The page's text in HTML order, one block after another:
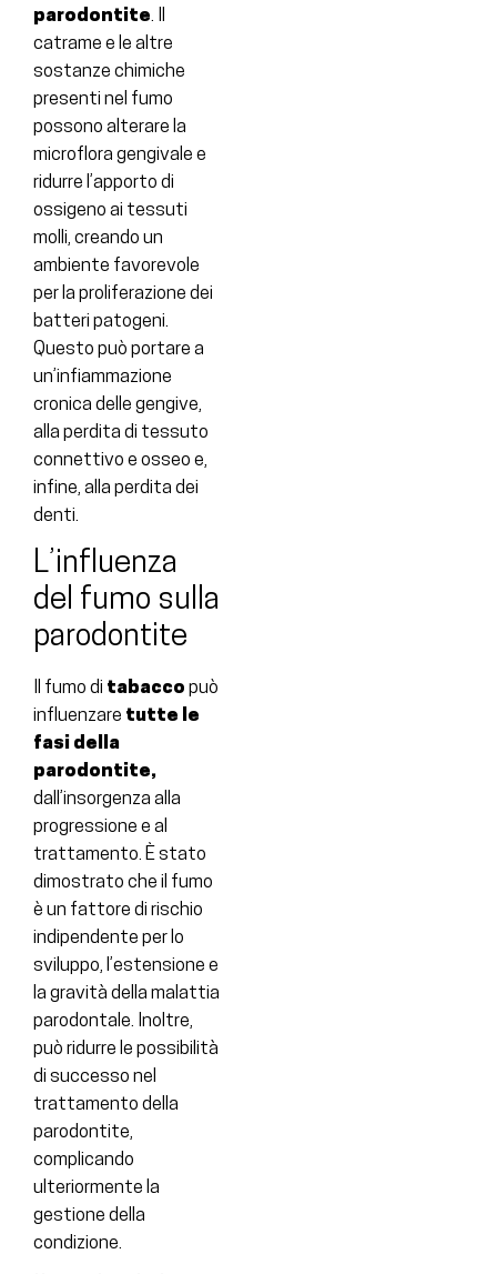
parodontite. Il
catrame e le altre
sostanze chimiche
presenti nel fumo
possono alterare la
microflora gengivale e
ridurre l’apporto di
ossigeno ai tessuti
molli, creando un
ambiente favorevole
per la proliferazione dei
batteri patogeni.
Questo può portare a
un’infiammazione
cronica delle gengive,
alla perdita di tessuto
connettivo e osseo e,
infine, alla perdita dei
denti.
L’influenza
del fumo sulla
parodontite
Il fumo di tabacco può
influenzare tutte le
fasi della
parodontite,
dall’insorgenza alla
progressione e al
trattamento. È stato
dimostrato che il fumo
è un fattore di rischio
indipendente per lo
sviluppo, l’estensione e
la gravità della malattia
parodontale. Inoltre,
può ridurre le possibilità
di successo nel
trattamento della
parodontite,
complicando
ulteriormente la
gestione della
condizione.